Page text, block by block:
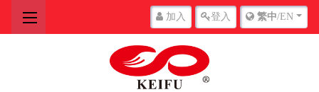
加入 登入 繁中/EN